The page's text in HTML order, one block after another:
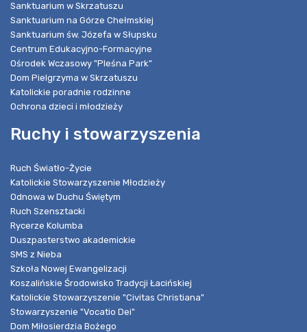
Sanktuarium w Skrzatuszu
Sanktuarium na Górze Chełmskiej
Sanktuarium św. Józefa w Słupsku
Centrum Edukacyjno-Formacyjne
Ośrodek Wczasowy "Pleśna Park"
Dom Pielgrzyma w Skrzatuszu
Katolickie poradnie rodzinne
Ochrona dzieci i młodzieży
Ruchy i stowarzyszenia
Ruch Światło-Życie
Katolickie Stowarzyszenie Młodzieży
Odnowa w Duchu Świętym
Ruch Szensztacki
Rycerze Kolumba
Duszpasterstwo akademickie
SMS z Nieba
Szkoła Nowej Ewangelizacji
Koszalińskie Środowisko Tradycji Łacińskiej
Katolickie Stowarzyszenie "Civitas Christiana"
Stowarzyszenie "Vocatio Dei"
Dom Miłosierdzia Bożego